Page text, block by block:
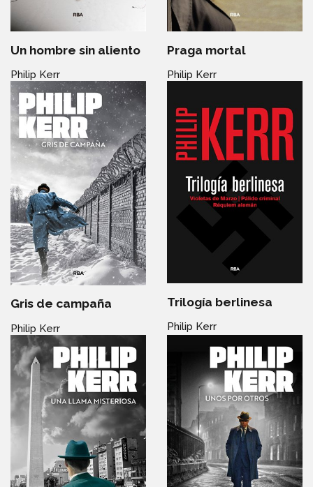
Un hombre sin aliento
Philip Kerr
Praga mortal
Philip Kerr
Gris de campaña
Philip Kerr
Trilogía berlinesa
Philip Kerr